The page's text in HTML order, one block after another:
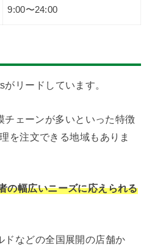
9:00〜24:00
リードしています。
チェーンが多いといった特徴
を注文できる地域もありま
の幅広いニーズに応えられる
ドなどの全国展開の店舗か